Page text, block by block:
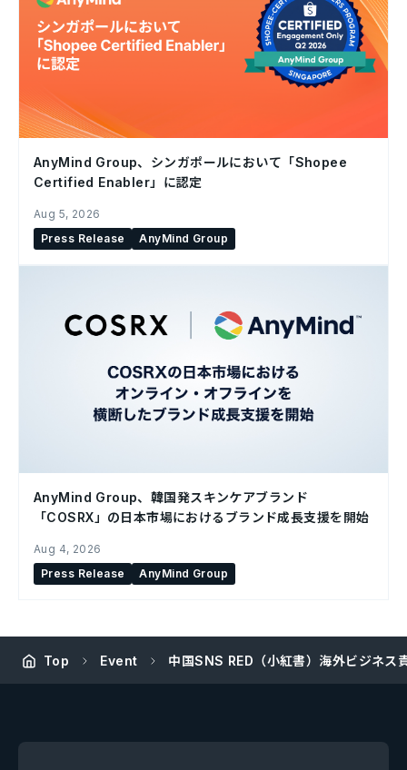
AnyMind Group、シンガポールにおいて「Shopee
Certified Enabler」に認定
Aug 5, 2026
Press Release
AnyMind Group
AnyMind Group、韓国発スキンケアブランド
「COSRX」の日本市場におけるブランド成長支援を開始
Aug 4, 2026
Press Release
AnyMind Group
Top Event 中国SNS RED（小紅書）海外ビジネス